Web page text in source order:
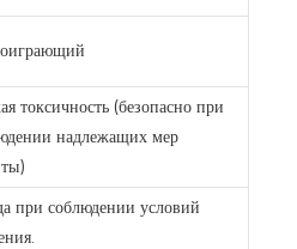
токсичность (безопасно при
надлежащих мер
при соблюдении условий